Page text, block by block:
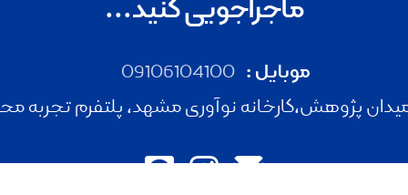
ماجراجویی کنید...
موبایل : 09106104100
پژوهش،کارخانه نوآوری مشهد، پلتفرم تجربه